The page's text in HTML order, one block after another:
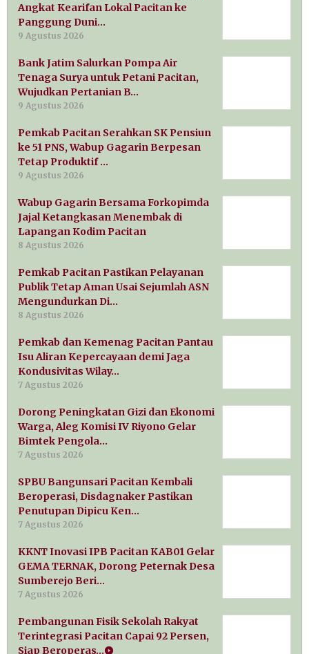
Angkat Kearifan Lokal Pacitan ke
Panggung Duni…
9 Agustus 2026
Bank Jatim Salurkan Pompa Air
Tenaga Surya untuk Petani Pacitan,
Wujudkan Pertanian B…
9 Agustus 2026
Pemkab Pacitan Serahkan SK Pensiun
ke 51 PNS, Wabup Gagarin Berpesan
Tetap Produktif …
9 Agustus 2026
Wabup Gagarin Bersama Forkopimda
Jajal Ketangkasan Menembak di
Lapangan Kodim Pacitan
8 Agustus 2026
Pemkab Pacitan Pastikan Pelayanan
Publik Tetap Aman Usai Sejumlah ASN
Mengundurkan Di…
8 Agustus 2026
Pemkab dan Kemenag Pacitan Pantau
Isu Aliran Kepercayaan demi Jaga
Kondusivitas Wilay…
7 Agustus 2026
Dorong Peningkatan Gizi dan Ekonomi
Warga, Aleg Komisi IV Riyono Gelar
Bimtek Pengola…
7 Agustus 2026
SPBU Bangunsari Pacitan Kembali
Beroperasi, Disdagnaker Pastikan
Penutupan Dipicu Ken…
7 Agustus 2026
KKNT Inovasi IPB Pacitan KAB01 Gelar
GEMA TERNAK, Dorong Peternak Desa
Sumberejo Beri…
7 Agustus 2026
Pembangunan Fisik Sekolah Rakyat
Terintegrasi Pacitan Capai 92 Persen,
Siap Beroperas…